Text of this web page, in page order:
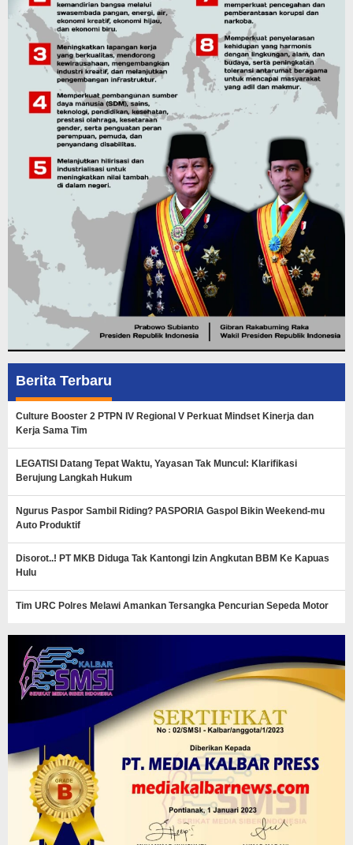
Berita Terbaru
Culture Booster 2 PTPN IV Regional V Perkuat Mindset Kinerja dan
Kerja Sama Tim
LEGATISI Datang Tepat Waktu, Yayasan Tak Muncul: Klarifikasi
Berujung Langkah Hukum
Ngurus Paspor Sambil Riding? PASPORIA Gaspol Bikin Weekend-mu
Auto Produktif
Disorot..! PT MKB Diduga Tak Kantongi Izin Angkutan BBM Ke Kapuas
Hulu
Tim URC Polres Melawi Amankan Tersangka Pencurian Sepeda Motor